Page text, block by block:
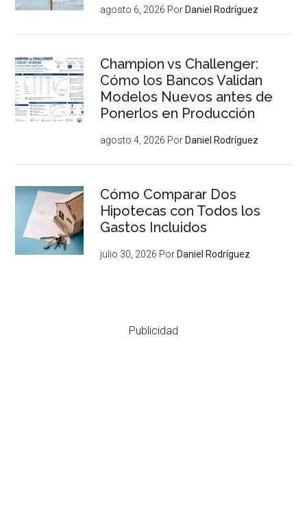
agosto 6, 2026 Por Daniel Rodríguez
Champion vs Challenger:
Cómo los Bancos Validan
Modelos Nuevos antes de
Ponerlos en Producción
agosto 4, 2026 Por Daniel Rodríguez
Cómo Comparar Dos
Hipotecas con Todos los
Gastos Incluidos
julio 30, 2026 Por Daniel Rodríguez
Publicidad